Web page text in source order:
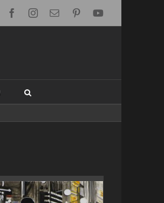
FacebookInstagram
Email Pinterest